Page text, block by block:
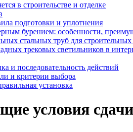
в строительстве и отделке
подготовки и уплотнения
бурением: особенности,
стальных труб для
трековых светильников в
и последовательность действий
и критерии выбора
установка
условия